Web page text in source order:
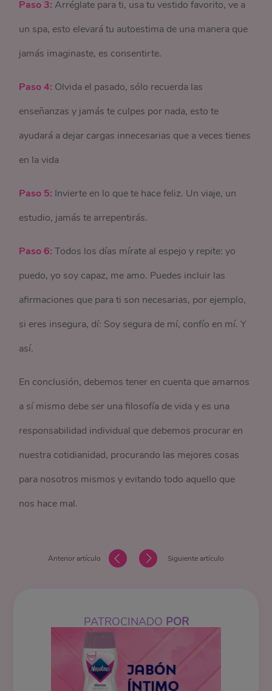
Paso 3: Arréglate para ti, usa tu vestido favorito, ve a
un spa, esto elevará tu autoestima de una manera que
jamás imaginaste, es consentirte.
Paso 4: Olvida el pasado, sólo recuerda las
enseñanzas y jamás te culpes por nada, esto te
ayudará a dejar cargas innecesarias que a veces tienes
en la vida
Paso 5: Invierte en lo que te hace feliz. Un viaje, un
estudio, jamás te arrepentirás.
Paso 6: Todos los días mírate al espejo y repite: yo
puedo, yo soy capaz, me amo. Puedes incluir las
afirmaciones que para ti son necesarias, por ejemplo,
si eres insegura, dí: Soy segura de mí, confío en mí. Y
así.
En conclusión, debemos tener en cuenta que amarnos
a sí mismo debe ser una filosofía de vida y es una
responsabilidad individual que debemos procurar en
nuestra cotidianidad, procurando las mejores cosas
para nosotros mismos y evitando todo aquello que
nos hace mal.
Anterior artículo Siguiente artículo
PATROCINADO POR